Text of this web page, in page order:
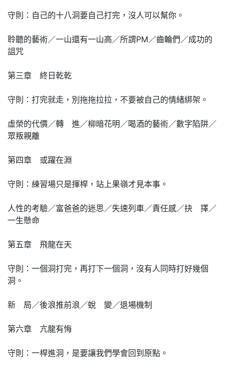
守則：自己的十八洞要自己打完，沒人可以幫你。
聆聽的藝術／一山還有一山高／所謂PM／齒輪們／成功的
詛咒
第三章 終日乾乾
守則：打完就走，別拖拖拉拉，不要被自己的情緒綁架。
虛榮的代價／轉 進／柳暗花明／喝酒的藝術／數字陷阱／
眾叛親離
第四章 或躍在淵
守則：練習場只是揮桿，站上果嶺才見本事。
人性的考驗／富爸爸的迷思／失速列車／責任感／抉 擇／
一生懸命
第五章 飛龍在天
守則：一個洞打完，再打下一個洞，沒有人同時打好幾個
洞。
新 局／後浪推前浪／蛻 變／退場機制
第六章 亢龍有悔
守則：一桿進洞，是要讓我們學會回到原點。